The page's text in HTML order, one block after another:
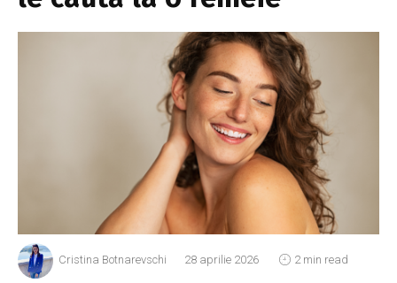
Cristina Botnarevschi 28 aprilie 2026 2 min read